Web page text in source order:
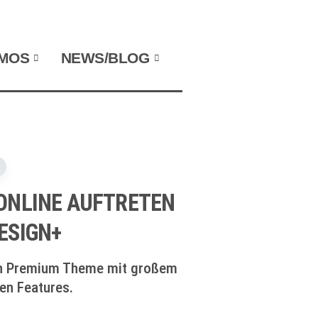
NEWS/BLOG
AUFTRETEN
Theme mit großem
Features.